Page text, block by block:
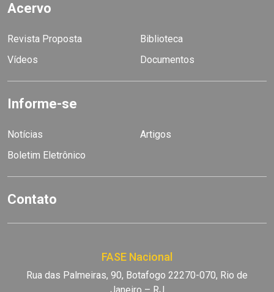
Acervo
Revista Proposta
Biblioteca
Vídeos
Documentos
Informe-se
Notícias
Artigos
Boletim Eletrônico
Contato
FASE Nacional
Rua das Palmeiras, 90, Botafogo 22270-070, Rio de